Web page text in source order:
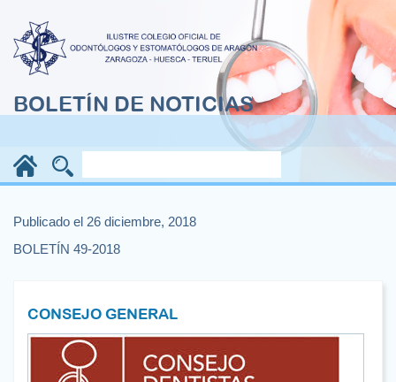
BOLETÍN DE NOTICIAS
Publicado el 26 diciembre, 2018
BOLETÍN 49-2018
CONSEJO GENERAL